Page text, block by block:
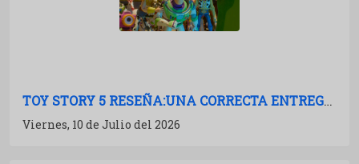
TOY STORY 5 RESEÑA:UNA CORRECTA ENTREGA DE MÚLTIPLES BOSTEZOS
Viernes, 10 de Julio del 2026